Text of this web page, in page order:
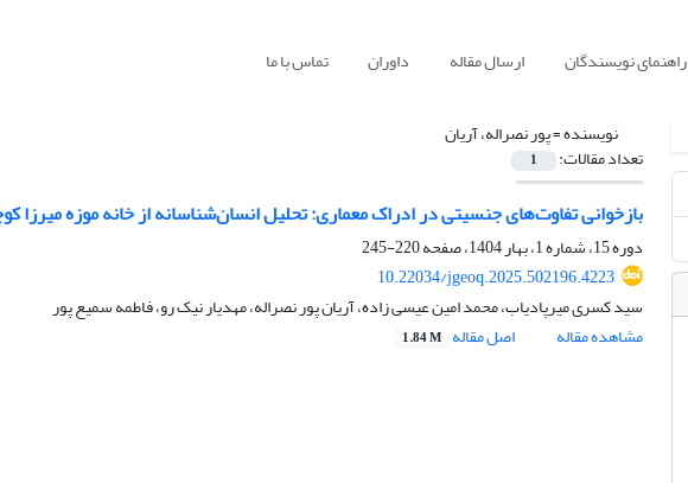
راهنمای نویسندگان ارسال مقاله داوران تماس با ما
نویسنده =پور نصراله، آریان
تعداد مقالات: 1
بازخوانی تفاوت‌های جنسیتی در ادراک معماری: تحلیل انسان‌شناسانه از خانه موزه میرزا
دوره 15، شماره 1، بهار 1404، صفحه
220-245
10.22034/jgeoq.2025.502196.4223
سید کسری میرپادیاب، محمد امین عیسی زاده، آریان پور نصراله، مهدیار نیک رو، فاطمه سمیع پور
مشاهده مقاله
اصل مقاله 1.84 M